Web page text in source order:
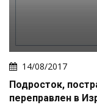
14/08/2017
Подросток,
переправлен в